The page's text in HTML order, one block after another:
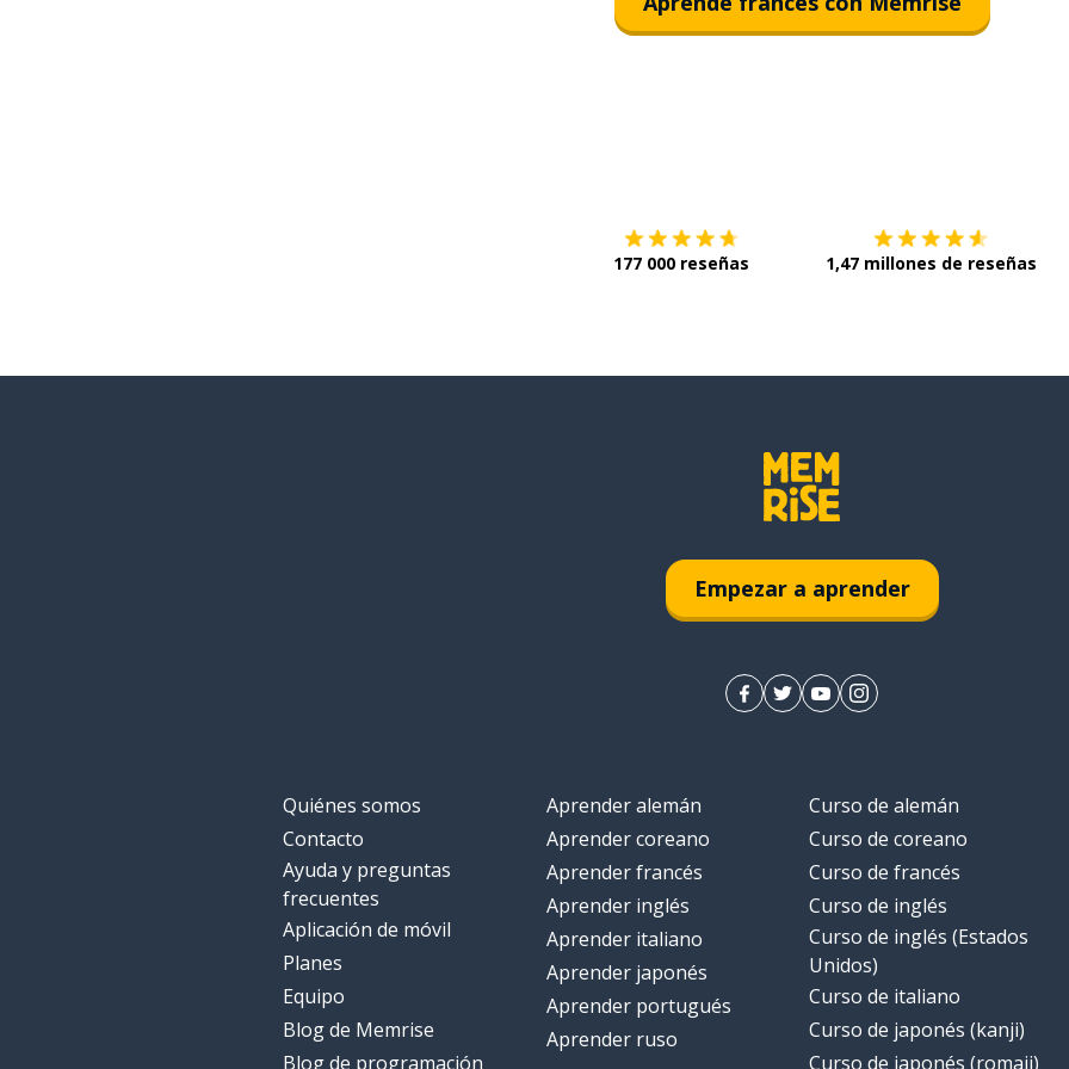
177 000 reseñas 1,47 millones de reseñas
Empezar a aprender
Quiénes somos
Contacto
Ayuda y preguntas
frecuentes
Aplicación de móvil
Planes
Equipo
Blog de Memrise
Blog de programación
Aprender alemán
Aprender coreano
Aprender francés
Aprender inglés
Aprender italiano
Aprender japonés
Aprender portugués
Aprender ruso
Curso de alemán
Curso de coreano
Curso de francés
Curso de inglés
Curso de inglés (Estados
Unidos)
Curso de italiano
Curso de japonés (kanji)
Curso de japonés (romaji)